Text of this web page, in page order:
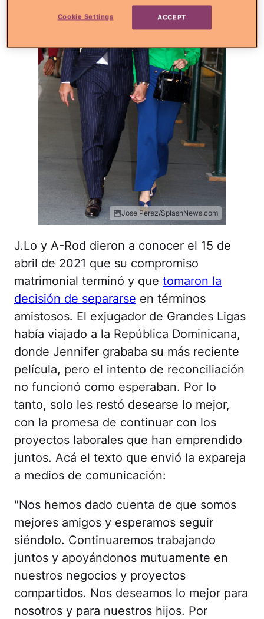
Jose Perez/SplashNews.com
J.Lo y A-Rod dieron a conocer el 15 de
abril de 2021 que su compromiso
matrimonial terminó y que tomaron la
decisión de separarse en términos
amistosos. El exjugador de Grandes Ligas
había viajado a la República Dominicana,
donde Jennifer grababa su más reciente
película, pero el intento de reconciliación
no funcionó como esperaban. Por lo
tanto, solo les restó desearse lo mejor,
con la promesa de continuar con los
proyectos laborales que han emprendido
juntos. Acá el texto que envió la expareja
a medios de comunicación:
"Nos hemos dado cuenta de que somos
mejores amigos y esperamos seguir
siéndolo. Continuaremos trabajando
juntos y apoyándonos mutuamente en
nuestros negocios y proyectos
compartidos. Nos deseamos lo mejor para
nosotros y para nuestros hijos. Por
Cookie Settings ACCEPT